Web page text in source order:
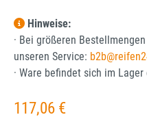
Hinweise:
· Bei größeren
unseren Service:
· Ware befindet sich im
Regulärer Preis:
117,06 €